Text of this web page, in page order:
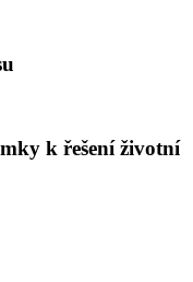
k řešení životní